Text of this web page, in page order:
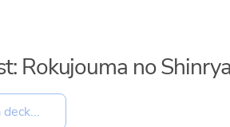
Rokujouma no